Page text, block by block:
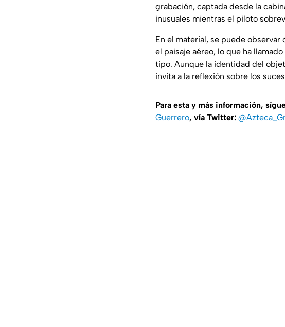
grabación, captada desde la
inusuales mientras el piloto
En el material, se puede
el paisaje aéreo, lo que ha
tipo. Aunque la identidad del
invita a la reflexión sobre los
Para esta y más información,
Guerrero, vía Twitter: